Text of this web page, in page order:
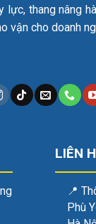
lực, thang nâng
vận cho doanh
LIÊN
📍
Phù